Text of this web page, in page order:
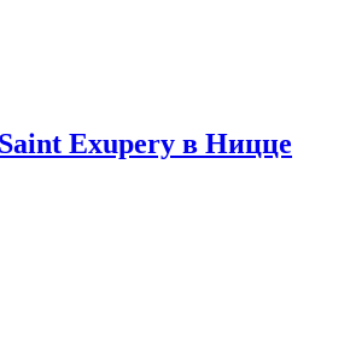
Exupery в Ницце